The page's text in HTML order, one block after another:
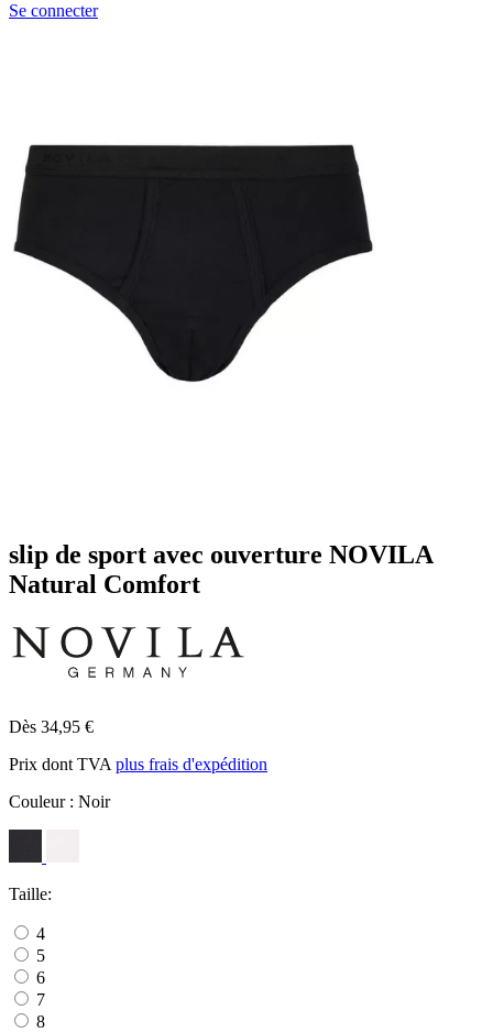
Se connecter
slip de sport avec ouverture NOVILA
Natural Comfort
Dès 34,95 €
Prix dont TVA plus frais d'expédition
Couleur : Noir
Taille:
4
5
6
7
8